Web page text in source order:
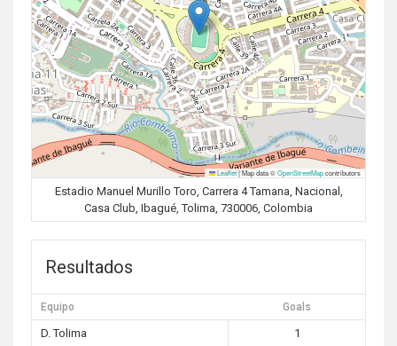
Leaflet|Map data ©OpenStreetMapcontributors
Estadio Manuel Murillo Toro, Carrera 4 Tamana, Nacional,
Casa Club, Ibagué, Tolima, 730006, Colombia
Resultados
Equipo Goals
D. Tolima
1